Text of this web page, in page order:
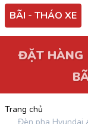
BÃI - THÁO XE
ĐẶT HÀNG
Trang chủ